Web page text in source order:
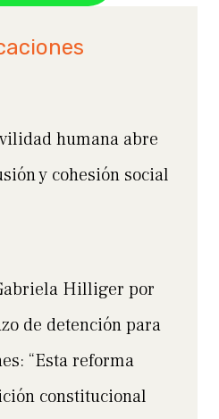
humana abre
y cohesión social
Hilliger por
de detención para
“Esta reforma
constitucional